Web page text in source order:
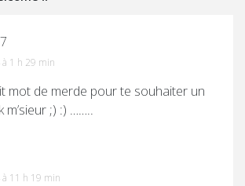
1 h 29 min
mot de merde pour te souhaiter un
;) :) ……..
11 h 19 min